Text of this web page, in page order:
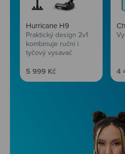
Hurricane H9
Praktický design 2v1
kombinuje ruční i
tyčový vysavač
Prodejní cena
5 999 Kč 4